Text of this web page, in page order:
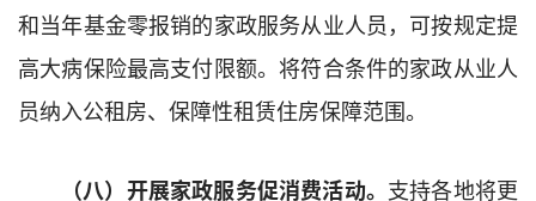
和当年基金零报销的家政服务从业人员，可按规定提
高大病保险最高支付限额。将符合条件的家政从业人
员纳入公租房、保障性租赁住房保障范围。
（八）开展家政服务促消费活动。 支持各地将更